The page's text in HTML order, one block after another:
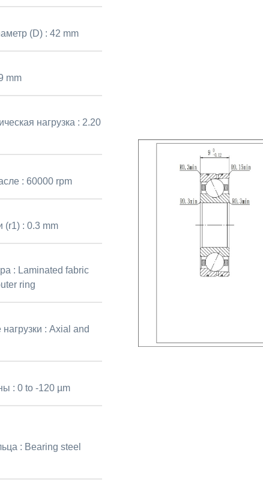
(D) : 42 mm
mm
нагрузка : 2.20
: 60000 rpm
(r1) : 0.3 mm
: Laminated fabric
ring
: Axial and
: 0 to -120 µm
: Bearing steel